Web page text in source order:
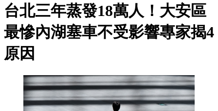
台北三年蒸發18萬人！大安區
最慘內湖塞車不受影響專家揭4
原因